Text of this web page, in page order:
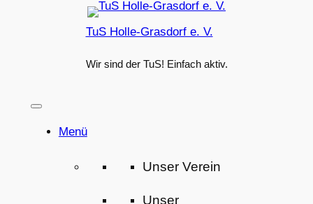
TuS Holle-Grasdorf e. V.
Wir sind der TuS! Einfach aktiv.
Menü
Unser Verein
Unser